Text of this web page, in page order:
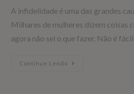
A infidelidade é uma das grandes
Milhares de mulheres dizem coisas
agora não sei o que fazer. Não é
Continue Lendo